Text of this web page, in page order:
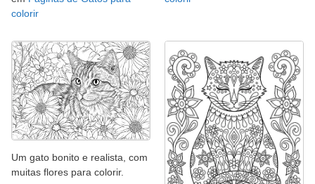
colorir
Um gato bonito e realista, com
muitas flores para colorir.